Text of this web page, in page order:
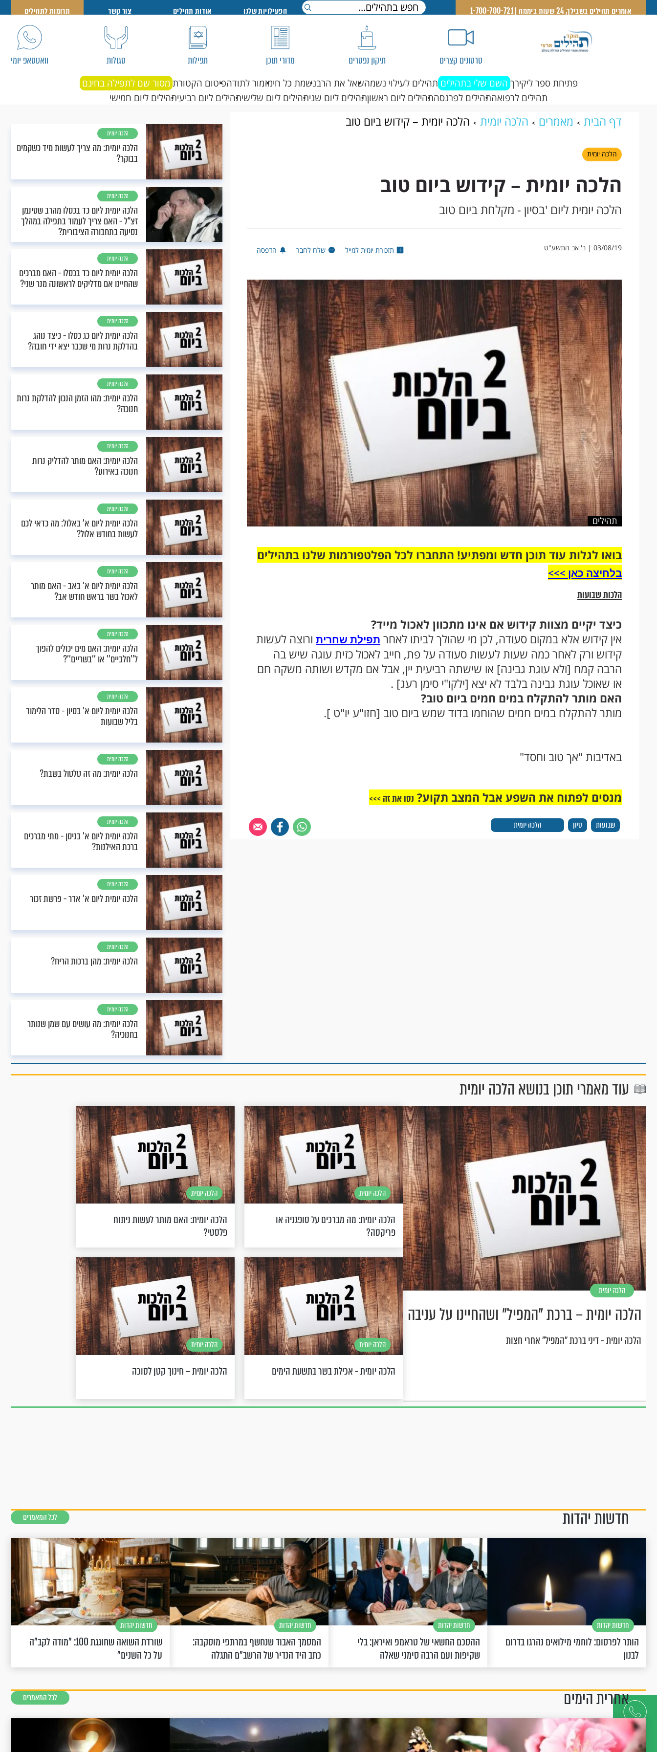
דברו
איתנו
אומרים תהילים בשבילך, 24 שעות ביממה | 1-700-700-721 הפעילויות שלנו אודות תהילים צור קשר תרומות לתהילים
סרטונים קצרים תיקון נפטרים מדורי תוכן תפילות סגולות וואטסאפ יומי
פתיחת ספר ליקירך השם שלי בתהילים תהילים לעילוי נשמהשאל את הרבנשמת כל חימזמור לתודהפיטום הקטורת מסור שם לתפילה בחינם
תהילים לרפואהתהילים לפרנסהתהילים ליום ראשוןתהילים ליום שניתהילים ליום שלישיתהילים ליום רביעיתהילים ליום חמישי
דף הבית מאמרים הלכה יומית הלכה יומית – קידוש ביום טוב
הלכה יומית
הלכה יומית – קידוש ביום טוב
הלכה יומית ליום 'בסיון - מקלחת ביום טוב
03/08/19 | ב' אב התשע"ט תזכורת יומית למייל שלח לחבר הדפסה
תהילים
בואו לגלות עוד תוכן חדש ומפתיע! התחברו לכל הפלטפורמות שלנו בתהילים
בלחיצה כאן >>>​
הלכות שבועות
כיצד יקיים מצוות קידוש אם אינו מתכוון לאכול מייד?
אין קידוש אלא במקום סעודה, לכן מי שהולך לביתו לאחר תפילת שחרית ורוצה לעשות
קידוש ורק לאחר כמה שעות לעשות סעודה על פת, חייב לאכול כזית עוגה שיש בה
הרבה קמח [ולא עוגת גבינה] או שישתה רביעית יין, אבל אם מקדש ושותה משקה חם
או שאוכל עוגת גבינה בלבד לא יצא [ילקו"י סימן רעג] .
האם מותר להתקלח במים חמים ביום טוב?
מותר להתקלח במים חמים שהוחמו בדוד שמש ביום טוב [חזו"ע יו"ט ].
באדיבות "אך טוב וחסד"
שבועות סיון הלכה יומית
מנסים לפתוח את השפע אבל המצב תקוע? נסו את זה >>>
הלכה יומית
הלכה יומית: מה צריך לעשות מיד כשקמים
בבוקר?
הלכה יומית
הלכה יומית ליום כד בכסלו מהרב שטינמן
זצ"ל - האם צריך לעמוד בתפילה במהלך
נסיעה בתחבורה הציבורית?
הלכה יומית
הלכה יומית ליום כד בכסלו - האם מברכים
שהחיינו אם מדליקים לראשונה מנר שני?
הלכה יומית
הלכה יומית ליום כג כסלו - כיצד נוהג
בהדלקת נרות מי שכבר יצא ידי חובה?
הלכה יומית
הלכה יומית: מהו הזמן הנכון להדלקת נרות
חנוכה?
הלכה יומית
הלכה יומית: האם מותר להדליק נרות
חנוכה באירוע?
הלכה יומית
הלכה יומית ליום א' באלול: מה כדאי לכם
לעשות בחודש אלול?
הלכה יומית
הלכה יומית ליום א’ באב - האם מותר
לאכול בשר בראש חודש אב?
הלכה יומית
הלכה יומית: האם מים יכולים להפוך
ל''חלביים'' או ''בשריים''?
הלכה יומית
הלכה יומית ליום א’ בסיון - סדר הלימוד
בליל שבועות
הלכה יומית
הלכה יומית: מה זה טלטול בשבת?
הלכה יומית
הלכה יומית ליום א’ בניסן - מתי מברכים
ברכת האילנות?
הלכה יומית
הלכה יומית ליום א’ אדר - פרשת זכור
הלכה יומית
הלכה יומית: מהן ברכות הריח?
הלכה יומית
הלכה יומית: מה עושים עם שמן שנותר
בחנוכיה?
עוד מאמרי תוכן בנושא הלכה יומית
הלכה יומית
הלכה יומית – ברכת "המפיל" ושהחיינו על עניבה
הלכה יומית - דיני ברכת "המפיל" אחרי חצות
הלכה יומית
הלכה יומית: מה מברכים על סופגניה או
פריקסה?
הלכה יומית
הלכה יומית: האם מותר לעשות ניתוח
פלסטי?
הלכה יומית
הלכה יומית - אכילת בשר בתשעת הימים
הלכה יומית
הלכה יומית – חינוך קטן לסוכה
חדשות יהדות לכל המאמרים
חדשות יהדות
הותר לפרסום: לוחמי מילואים נהרגו בדרום
לבנון
חדשות יהדות
ההסכם החשאי של טראמפ ואיראן: בלי
שקיפות ועם הרבה סימני שאלה
חדשות יהדות
המסמך האבוד שנחשף במרתפי מוסקבה:
כתב היד הנדיר של הרשב"ם התגלה
חדשות יהדות
שורדת השואה שחוגגת 100: "מודה לקב"ה
על כל השנים"
אחרית הימים לכל המאמרים